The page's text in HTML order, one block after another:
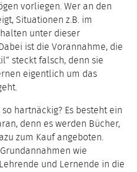
vorliegen. Wer an den
Situationen z.B. im
unter dieser
ist die Vorannahme, die
steckt falsch, denn sie
eigentlich um das
hartnäckig? Es besteht ein
denn es werden Bücher,
zum Kauf angeboten.
wie
und Lernende in die